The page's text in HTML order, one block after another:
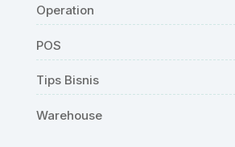
Operation
POS
Tips Bisnis
Warehouse